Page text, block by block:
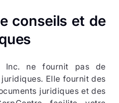
conseils et de
Inc. ne fournit pas de
Elle fournit des
juridiques et des